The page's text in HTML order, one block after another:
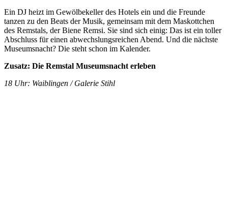
Ein DJ heizt im Gewölbekeller des Hotels ein und die Freunde
tanzen zu den Beats der Musik, gemeinsam mit dem Maskottchen
des Remstals, der Biene Remsi. Sie sind sich einig: Das ist ein toller
Abschluss für einen abwechslungsreichen Abend. Und die nächste
Museumsnacht? Die steht schon im Kalender.
Zusatz: Die Remstal Museumsnacht erleben
18 Uhr: Waiblingen / Galerie Stihl